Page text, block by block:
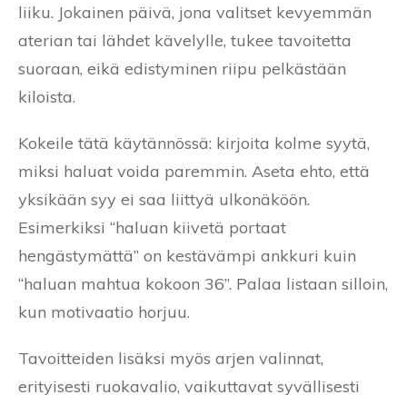
liiku. Jokainen päivä, jona valitset kevyemmän
aterian tai lähdet kävelylle, tukee tavoitetta
suoraan, eikä edistyminen riipu pelkästään
kiloista.
Kokeile tätä käytännössä: kirjoita kolme syytä,
miksi haluat voida paremmin. Aseta ehto, että
yksikään syy ei saa liittyä ulkonäköön.
Esimerkiksi “haluan kiivetä portaat
hengästymättä” on kestävämpi ankkuri kuin
“haluan mahtua kokoon 36”. Palaa listaan silloin,
kun motivaatio horjuu.
Tavoitteiden lisäksi myös arjen valinnat,
erityisesti ruokavalio, vaikuttavat syvällisesti